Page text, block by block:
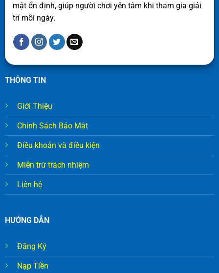
mật ổn định, giúp người chơi yên tâm khi tham gia giải
trí mỗi ngày.
THÔNG TIN
Giới Thiệu
Chính Sách Bảo Mật
Điều khoản và điều kiện
Miễn trừ trách nhiệm
Liên hệ
HƯỚNG DẪN
Đăng Ký
Nạp Tiền